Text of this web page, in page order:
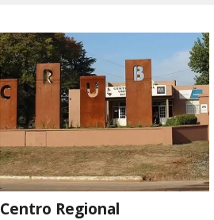
Centro Regional